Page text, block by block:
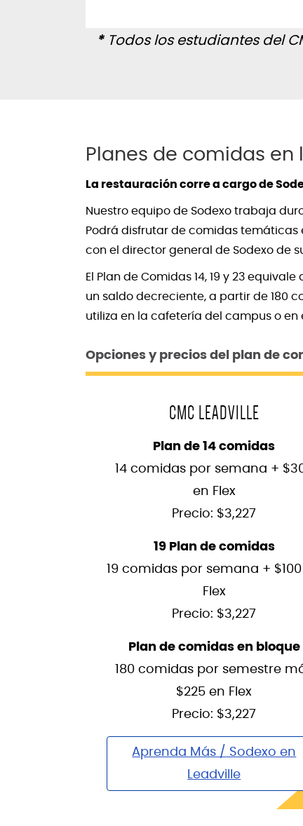
*Todos los estudiantes del
Planes de comidas en
La restauración corre a cargo de
Nuestro equipo de Sodexo trabaja
Podrá disfrutar de comidas
con el director general de Sodexo de
El Plan de Comidas 14, 19 y 23
un saldo decreciente, a partir de 180
utiliza en la cafetería del campus o en
Opciones y precios del plan de
CMC LEADVILLE
Plan de 14 comidas
14 comidas por semana +
en Flex
Precio: $3,227
19 Plan de comidas
19 comidas por semana +
Flex
Precio: $3,227
Plan de comidas en bloque
180 comidas por semestre
$225 en Flex
Precio: $3,227
Aprenda Más / Sodexo en
Leadville